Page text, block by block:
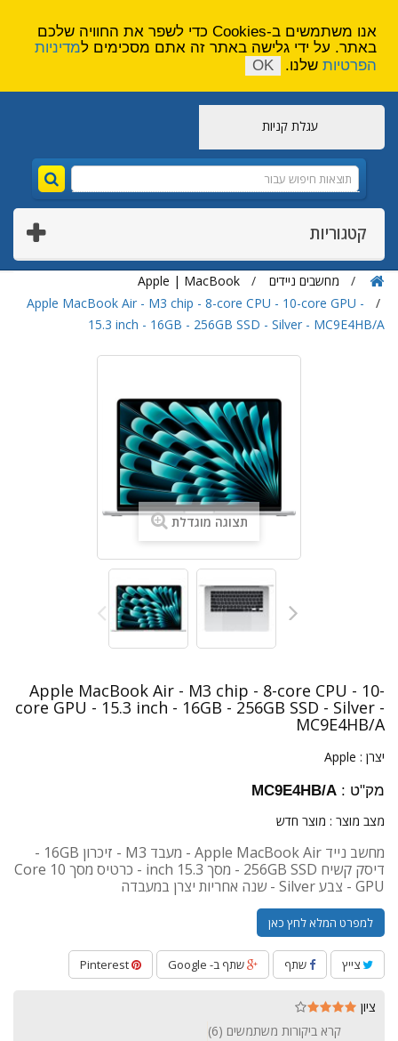
עגלת קניות
קטגוריות
מחשבים ניידים
Apple | MacBook
Apple MacBook Air - M3 chip - 8-core CPU - 10-core GPU -
15.3 inch - 16GB - 256GB SSD - Silver - MC9E4HB/A
תצוגה מוגדלת
Apple MacBook Air - M3 chip - 8-core CPU - 10-
core GPU - 15.3 inch - 16GB - 256GB SSD - Silver -
MC9E4HB/A
יצרן : Apple
מק"ט : MC9E4HB/A
מצב מוצר : מוצר חדש
מחשב נייד Apple MacBook Air - מעבד M3 - זיכרון 16GB -
דיסק קשיח 256GB SSD - מסך 15.3 inch - כרטיס מסך 10 Core
GPU - צבע Silver - שנה אחריות יצרן במעבדה
למפרט המלא לחץ כאן
צייץ שתף שתף ב- Google
ציון
קרא ביקורות משתמשים (6
)
אנו משתמשים ב-Cookies כדי לשפר את החוויה שלכם
באתר. על ידי גלישה באתר זה אתם מסכימים למדיניות
הפרטיות שלנו. OK